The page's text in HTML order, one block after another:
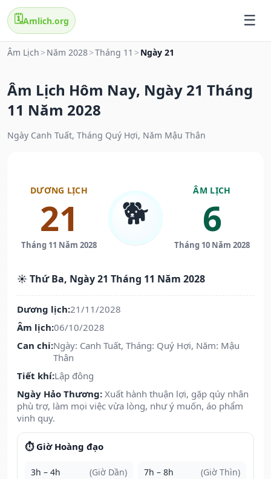
🗓️Amlich.org
Âm Lịch > Năm 2028>Tháng 11 > Ngày 21
Âm Lịch Hôm Nay, Ngày 21 Tháng
11 Năm 2028
Ngày Canh Tuất, Tháng Quý Hợi, Năm Mậu Thân
DƯƠNG LỊCH
21
Tháng 11 Năm 2028
🐕
ÂM LỊCH
6
Tháng 10 Năm 2028
☀️ Thứ Ba, Ngày 21 Tháng 11 Năm 2028
Dương lịch:21/11/2028
Âm lịch:06/10/2028
Can chi:Ngày: Canh Tuất, Tháng: Quý Hợi, Năm: Mậu
Thân
Tiết khí:Lập đông
Ngày Hảo Thương: Xuất hành thuận lợi, gặp qúy nhân
phù trợ, làm mọi việc vừa lòng, như ý muốn, áo phẩm
vinh quy.
⏱️ Giờ Hoàng đạo
3h – 4h (Giờ Dần) 7h – 8h (Giờ Thìn)